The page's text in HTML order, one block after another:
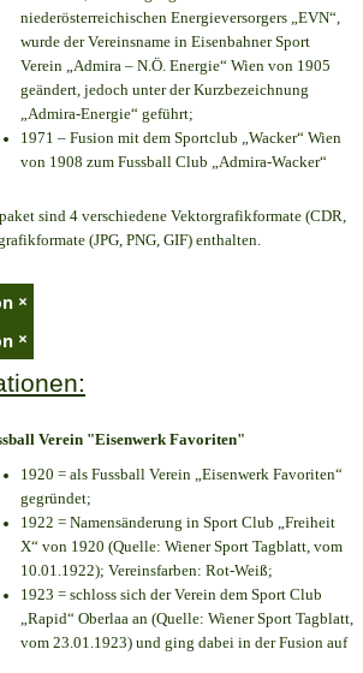
niederösterreichischen Energieversorgers „EVN“,
wurde der Vereinsname in Eisenbahner Sport
Verein „Admira – N.Ö. Energie“ Wien von 1905
geändert, jedoch unter der Kurzbezeichnung
„Admira-Energie“ geführt;
1971 – Fusion mit dem Sportclub „Wacker“ Wien
von 1908 zum Fussball Club „Admira-Wacker“
sind 4 verschiedene Vektorgrafikformate (CDR,
(JPG, PNG, GIF) enthalten.
×
×
Verein "Eisenwerk Favoriten"
1920 = als Fussball Verein „Eisenwerk Favoriten“
gegründet;
1922 = Namensänderung in Sport Club „Freiheit
X“ von 1920 (Quelle: Wiener Sport Tagblatt, vom
10.01.1922); Vereinsfarben: Rot-Weiß;
1923 = schloss sich der Verein dem Sport Club
„Rapid“ Oberlaa an (Quelle: Wiener Sport Tagblatt,
vom 23.01.1923) und ging dabei in der Fusion auf